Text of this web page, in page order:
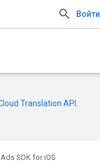
Войти
Translation API
SDK for iOS